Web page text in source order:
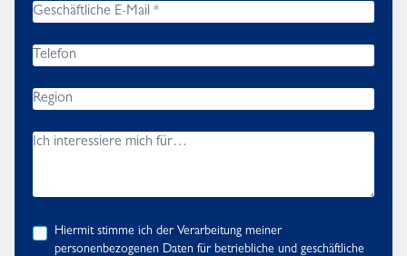
Hiermit stimme ich der Verarbeitung meiner
personenbezogenen Daten für betriebliche und geschäftliche